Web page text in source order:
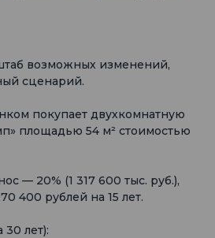
возможных изменений,
сценарий.
покупает двухкомнатную
площадью 54 м² стоимостью
— 20% (1 317 600 тыс. руб.),
400 рублей на 15 лет.
30 лет):